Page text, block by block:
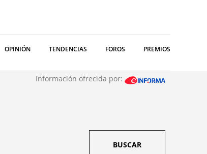
OPINIÓN TENDENCIAS FOROS PREMIOS
Información ofrecida por:
BUSCAR